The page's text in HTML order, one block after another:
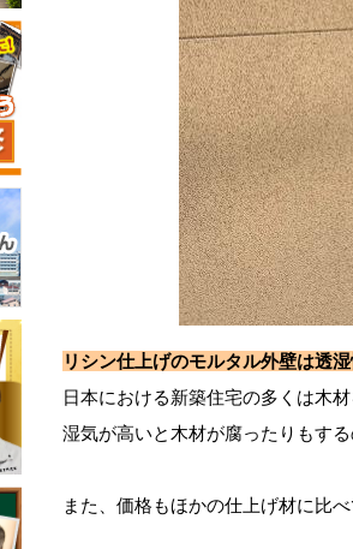
リシン仕上げのモルタル外壁は透
日本における新築住宅の多くは木
湿気が高いと木材が腐ったりもす
また、価格もほかの仕上げ材に比